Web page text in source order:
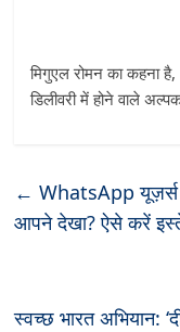
मिगुएल रोमन का कहना
डिलीवरी में होने वाले
← WhatsApp यूज़र्स
आपने देखा? ऐसे करें
स्वच्छ भारत अभियान: